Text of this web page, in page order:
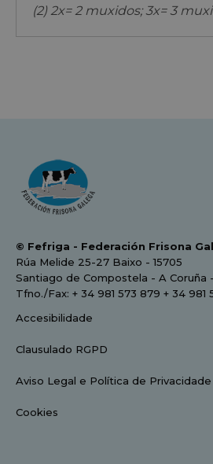
(2) 2x= 2 muxidos; 3x= 3
© Fefriga - Federación Frisona
Rúa Melide 25-27 Baixo - 15705
Santiago de Compostela - A Coruña
Tfno./Fax: + 34 981 573 879 + 34 981
Accesibilidade
Clausulado RGPD
Aviso Legal e Política de Privacidade
Cookies